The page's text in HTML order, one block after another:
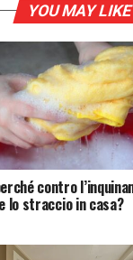
YOU MAY LIKE
contro
lo straccio in casa?